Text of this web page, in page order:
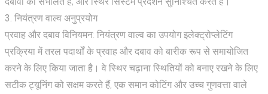
3. नियंत्रण वाल्व अनुप्रयोग
प्रवाह और दबाव विनियमन: नियंत्रण वाल्व का उपयोग इलेक्ट्रोप्लेटिंग
प्रक्रिया में तरल पदार्थों के प्रवाह और दबाव को बारीक रूप से समायोजित
करने के लिए किया जाता है। वे स्थिर चढ़ाना स्थितियों को बनाए रखने के लिए
सटीक ट्यूनिंग को सक्षम करते हैं, एक समान कोटिंग और उच्च गुणवत्ता वाले